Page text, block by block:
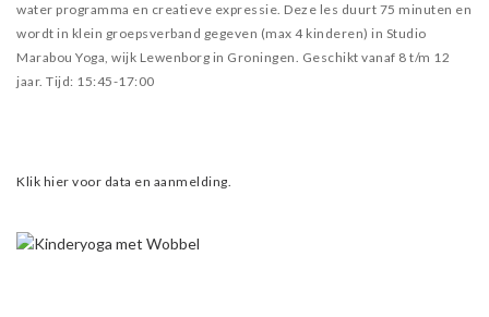
water programma en creatieve expressie. Deze les duurt 75 minuten en
wordt in klein groepsverband gegeven (max 4 kinderen) in Studio
Marabou Yoga, wijk Lewenborg in Groningen. Geschikt vanaf 8 t/m 12
jaar. Tijd: 15:45-17:00
Klik hier voor data en aanmelding.